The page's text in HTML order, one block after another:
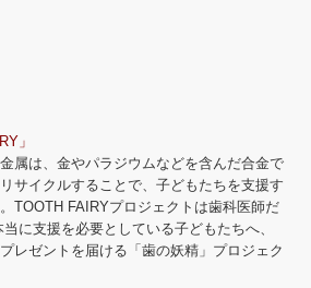
」
属は、金やパラジウムなどを含んだ合金で
サイクルすることで、子どもたちを支援す
TOOTH FAIRYプロジェクトは歯科医師だ
に支援を必要としている子どもたちへ、
レゼントを届ける「歯の妖精」プロジェク